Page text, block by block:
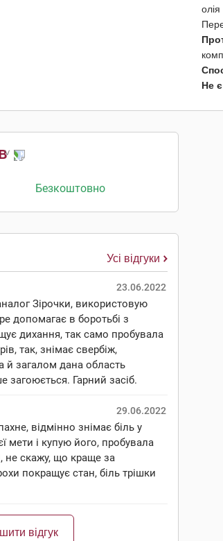
олія
Не
Безкоштовно
Усі відгуки
23.06.2022
Зірочки, використовую
допомагає в боротьбі з
дихання, так само пробувала
так, знімає свербіж,
й загалом дана область
загоюється. Гарний засіб.
29.06.2022
відмінно знімає біль у
мети і купую його, пробувала
не скажу, що краще за
покращує стан, біль трішки
відгук